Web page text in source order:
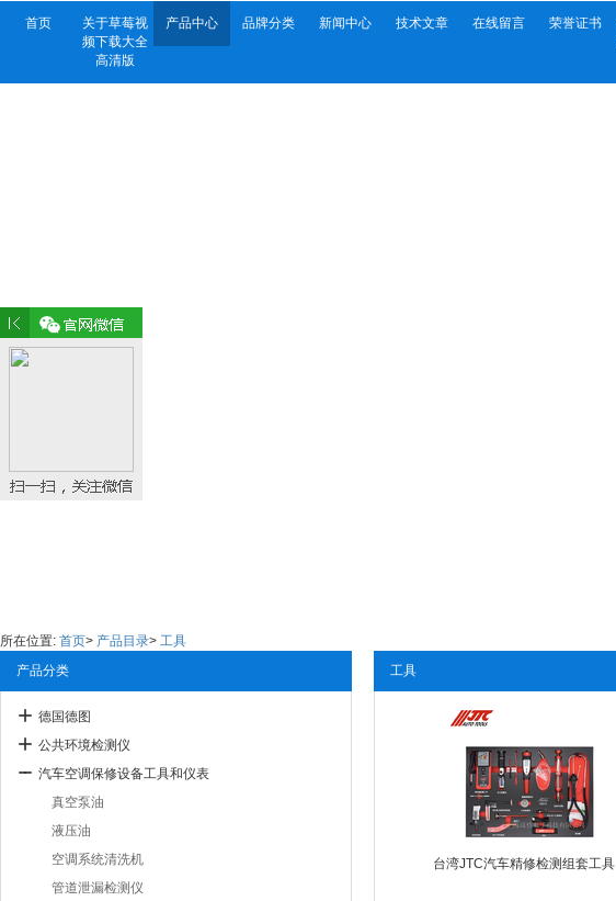
首页
关于草莓视
频下载大全
高清版
产品中心 品牌分类 新闻中心 技术文章 在线留言 荣誉证书
所在位置: 首页> 产品目录> 工具
产品分类
德国德图
公共环境检测仪
汽车空调保修设备工具和仪表
真空泵油
液压油
空调系统清洗机
管道泄漏检测仪
工具
台湾JTC汽车精修检测组套工具